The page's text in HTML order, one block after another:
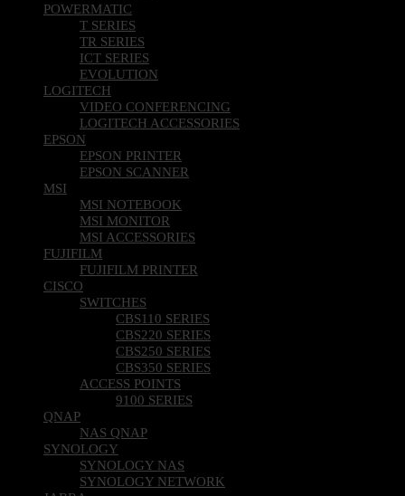
POWERMATIC
T SERIES
TR SERIES
ICT SERIES
EVOLUTION
LOGITECH
VIDEO CONFERENCING
LOGITECH ACCESSORIES
EPSON
EPSON PRINTER
EPSON SCANNER
MSI
MSI NOTEBOOK
MSI MONITOR
MSI ACCESSORIES
FUJIFILM
FUJIFILM PRINTER
CISCO
SWITCHES
CBS110 SERIES
CBS220 SERIES
CBS250 SERIES
CBS350 SERIES
ACCESS POINTS
9100 SERIES
QNAP
NAS QNAP
SYNOLOGY
SYNOLOGY NAS
SYNOLOGY NETWORK